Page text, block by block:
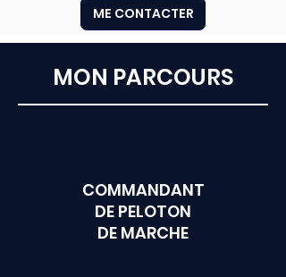
ME CONTACTER
MON PARCOURS
COMMANDANT
DE PELOTON
DE MARCHE